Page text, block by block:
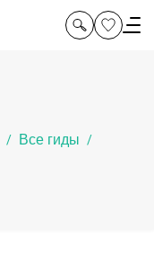
/ Все гиды /